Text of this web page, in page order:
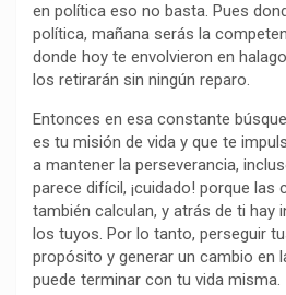
en política eso no basta. Pues
política, mañana serás la
donde hoy te envolvieron en
los retirarán sin ningún reparo.
Entonces en esa constante
es tu misión de vida y que te
a mantener la perseverancia,
parece difícil, ¡cuidado! porque las
también calculan, y atrás de ti hay
los tuyos. Por lo tanto, perseguir
propósito y generar un cambio en
puede terminar con tu vida misma.